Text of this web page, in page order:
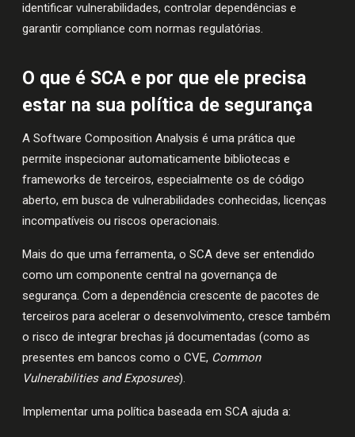
identificar vulnerabilidades, controlar dependências e
garantir compliance com normas regulatórias.
O que é SCA e por que ele precisa
estar na sua política de segurança
A Software Composition Analysis é uma prática que
permite inspecionar automaticamente bibliotecas e
frameworks de terceiros, especialmente os de código
aberto, em busca de vulnerabilidades conhecidas, licenças
incompatíveis ou riscos operacionais.
Mais do que uma ferramenta, o SCA deve ser entendido
como um componente central na governança de
segurança. Com a dependência crescente de pacotes de
terceiros para acelerar o desenvolvimento, cresce também
o risco de integrar brechas já documentadas (como as
presentes em bancos como o CVE, Common
Vulnerabilities and Exposures).
Implementar uma política baseada em SCA ajuda a: